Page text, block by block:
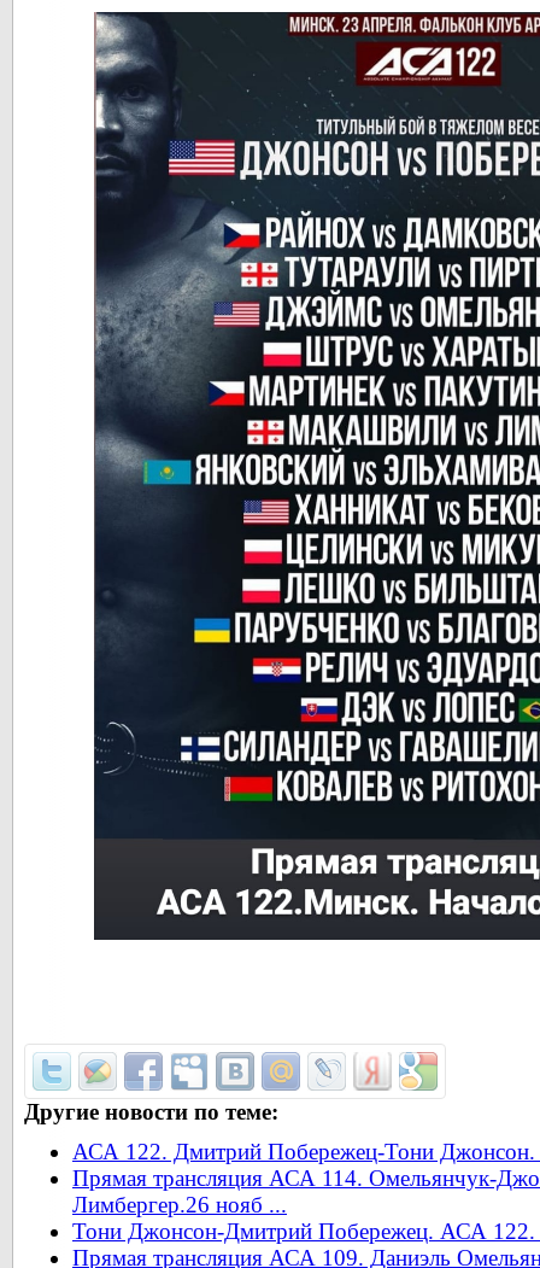
Другие новости по теме:
АСА 122. Дмитрий Побережец-Тони Джонсон.
Прямая трансляция АСА 114. Омельянчук-
Лимбергер.26 нояб ...
Тони Джонсон-Дмитрий Побережец. АСА 122.
Прямая трансляция АСА 109. Даниэль